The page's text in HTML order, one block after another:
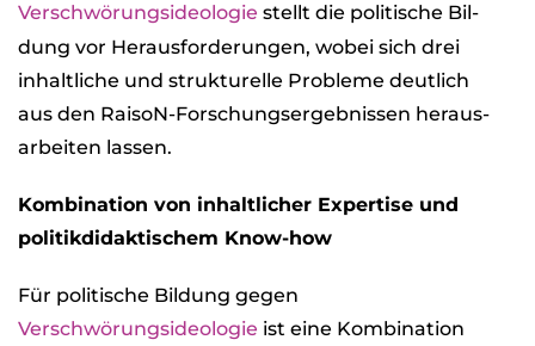
Ver­schwö­rungs­ideo­lo­gie stellt die poli­ti­sche Bil­
dung vor Her­aus­for­de­run­gen, wobei sich drei
inhalt­li­che und struk­tu­relle Pro­bleme deut­lich
aus den Rai­soN-For­schungs­er­geb­nis­sen her­aus­
ar­bei­ten las­sen.
Kom­bi­na­tion von inhalt­li­cher Exper­tise und
poli­tik­di­dak­ti­schem Know-how
Für poli­ti­sche Bil­dung gegen
Ver­schwö­rungs­ideo­lo­gie ist eine Kom­bi­na­tion